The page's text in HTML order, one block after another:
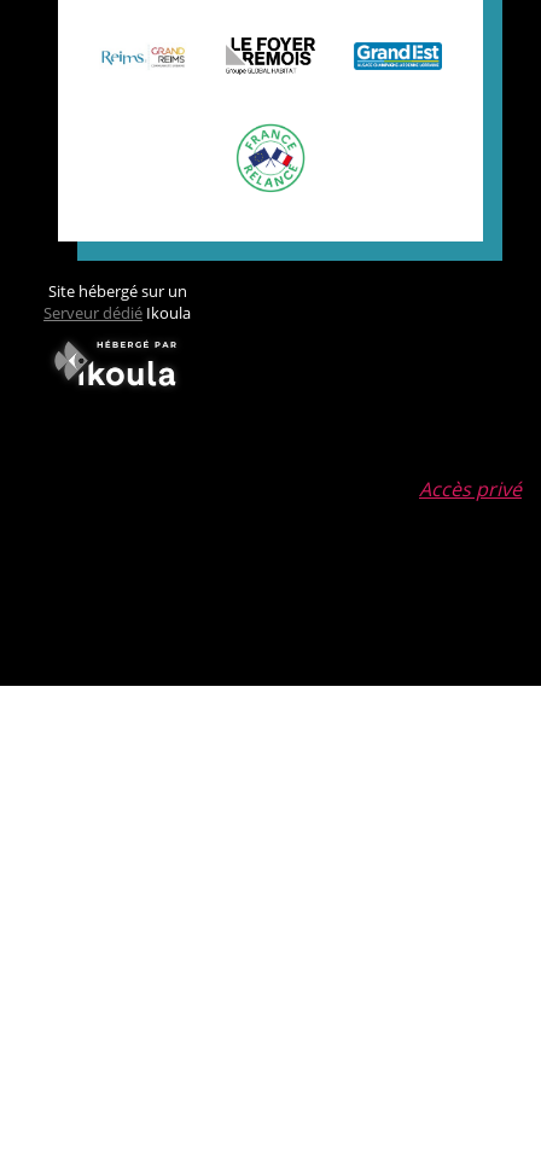
Site hébergé sur un
Serveur dédié Ikoula
Accès privé